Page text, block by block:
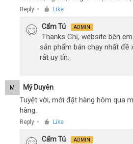
Reply ● Like
Cẩm Tú ADMIN
Thanks Chị, website bên
sản phẩm bán chạy nhất đề
rất uy tín.
M Mỹ Duyên
Tuyệt vời, mới đặt hàng hôm qua
hàng.
Reply ● Like
Cẩm Tú ADMIN